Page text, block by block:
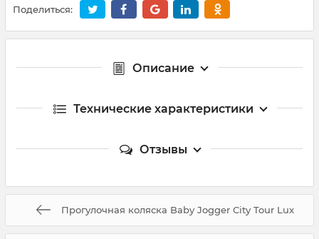
Поделиться:
Описание
Технические характеристики
Отзывы
Прогулочная коляска Baby Jogger City Tour Lux